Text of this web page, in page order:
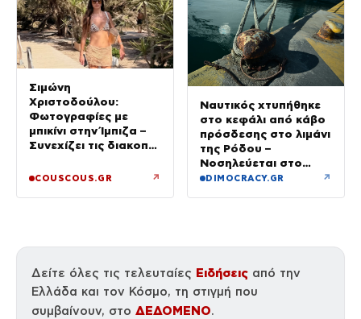
Σιμώνη
Χριστοδούλου:
Φωτογραφίες με
μπικίνι στην Ίμπιζα –
Συνεχίζει τις διακοπές
της, Αντρέα Γεωργίου
COUSCOUS.GR ↗
Ναυτικός χτυπήθηκε
στο κεφάλι από κάβο
πρόσδεσης στο λιμάνι
της Ρόδου –
Νοσηλεύεται στο
νοσοκομείο
DIMOCRACY.GR ↗
Δείτε όλες τις τελευταίες Ειδήσεις από την
Ελλάδα και τον Κόσμο, τη στιγμή που
συμβαίνουν, στο ΔΕΔΟΜΕΝΟ.